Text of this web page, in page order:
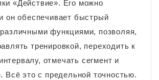
«Действие». Его можно
он обеспечивает быстрый
функциями, позволяя,
тренировкой, переходить к
отмечать сегмент и
Всё это с предельной точностью.